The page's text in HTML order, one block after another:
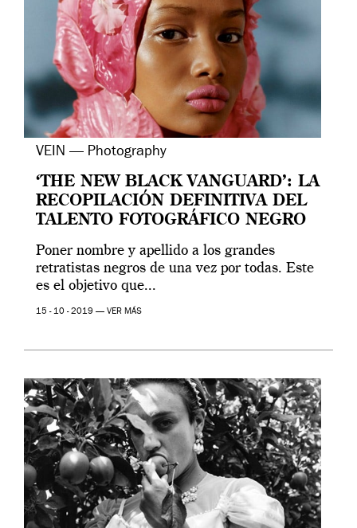
VEIN — Photography
‘THE NEW BLACK VANGUARD’: LA
RECOPILACIÓN DEFINITIVA DEL
TALENTO FOTOGRÁFICO NEGRO
Poner nombre y apellido a los grandes
retratistas negros de una vez por todas. Este
es el objetivo que...
15 - 10 - 2019 — VER MÁS